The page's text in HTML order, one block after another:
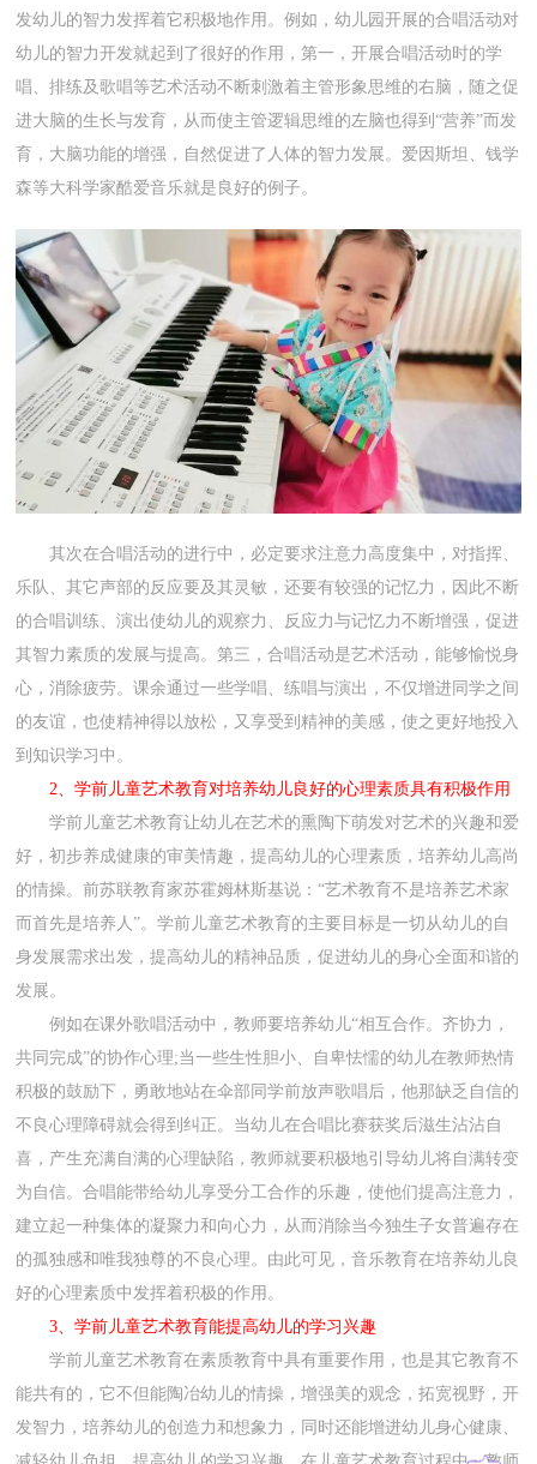
发幼儿的智力发挥着它积极地作用。例如，幼儿园开展的合唱活动对
幼儿的智力开发就起到了很好的作用，第一，开展合唱活动时的学
唱、排练及歌唱等艺术活动不断刺激着主管形象思维的右脑，随之促
进大脑的生长与发育，从而使主管逻辑思维的左脑也得到“营养”而发
育，大脑功能的增强，自然促进了人体的智力发展。爱因斯坦、钱学
森等大科学家酷爱音乐就是良好的例子。
其次在合唱活动的进行中，必定要求注意力高度集中，对指挥、
乐队、其它声部的反应要及其灵敏，还要有较强的记忆力，因此不断
的合唱训练、演出使幼儿的观察力、反应力与记忆力不断增强，促进
其智力素质的发展与提高。第三，合唱活动是艺术活动，能够愉悦身
心，消除疲劳。课余通过一些学唱、练唱与演出，不仅增进同学之间
的友谊，也使精神得以放松，又享受到精神的美感，使之更好地投入
到知识学习中。
2、学前儿童艺术教育对培养幼儿良好的心理素质具有积极作用
学前儿童艺术教育让幼儿在艺术的熏陶下萌发对艺术的兴趣和爱
好，初步养成健康的审美情趣，提高幼儿的心理素质，培养幼儿高尚
的情操。前苏联教育家苏霍姆林斯基说：“艺术教育不是培养艺术家
而首先是培养人”。学前儿童艺术教育的主要目标是一切从幼儿的自
身发展需求出发，提高幼儿的精神品质，促进幼儿的身心全面和谐的
发展。
例如在课外歌唱活动中，教师要培养幼儿“相互合作。齐协力，
共同完成”的协作心理;当一些生性胆小、自卑怯懦的幼儿在教师热情
积极的鼓励下，勇敢地站在伞部同学前放声歌唱后，他那缺乏自信的
不良心理障碍就会得到纠正。当幼儿在合唱比赛获奖后滋生沾沾自
喜，产生充满自满的心理缺陷，教师就要积极地引导幼儿将自满转变
为自信。合唱能带给幼儿享受分工合作的乐趣，使他们提高注意力，
建立起一种集体的凝聚力和向心力，从而消除当今独生子女普遍存在
的孤独感和唯我独尊的不良心理。由此可见，音乐教育在培养幼儿良
好的心理素质中发挥着积极的作用。
3、学前儿童艺术教育能提高幼儿的学习兴趣
学前儿童艺术教育在素质教育中具有重要作用，也是其它教育不
能共有的，它不但能陶冶幼儿的情操，增强美的观念，拓宽视野，开
发智力，培养幼儿的创造力和想象力，同时还能增进幼儿身心健康、